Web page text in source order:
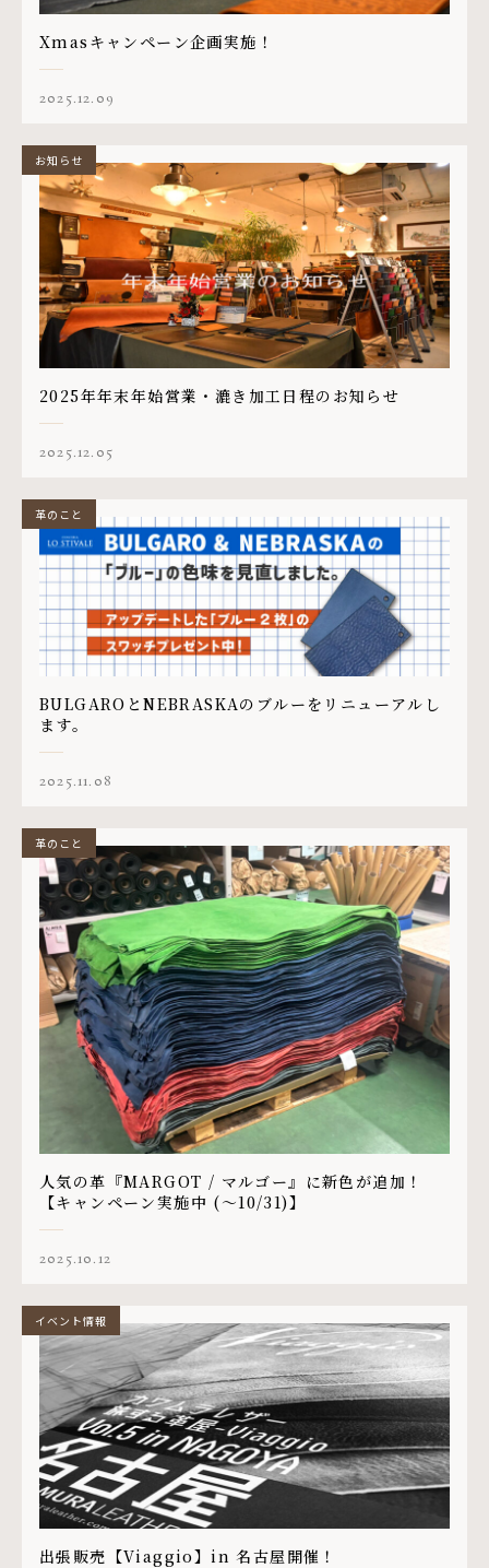
Xmasキャンペーン企画実施！
2025.12.09
2025年年末年始営業・漉き加工日程のお知らせ
2025.12.05
お知らせ
BULGAROとNEBRASKAのブルーをリニューアルし
ます。
2025.11.08
革のこと
人気の革『MARGOT / マルゴー』に新色が追加！
【キャンペーン実施中 (〜10/31)】
2025.10.12
革のこと
出張販売【Viaggio】in 名古屋開催！
イベント情報